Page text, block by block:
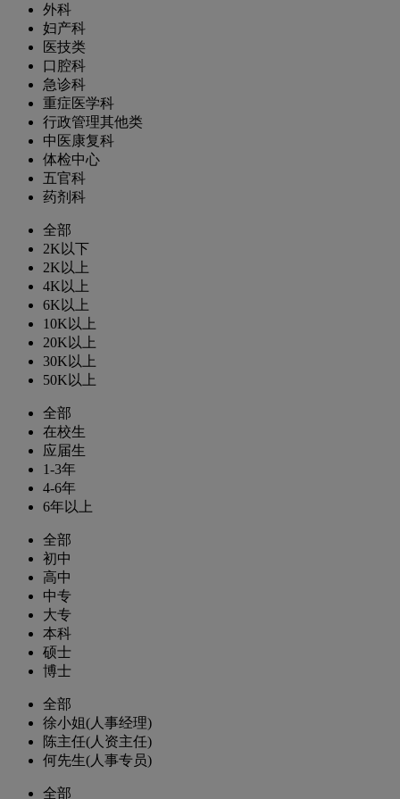
外科
妇产科
医技类
口腔科
急诊科
重症医学科
行政管理其他类
中医康复科
体检中心
五官科
药剂科
全部
2K以下
2K以上
4K以上
6K以上
10K以上
20K以上
30K以上
50K以上
全部
在校生
应届生
1-3年
4-6年
6年以上
全部
初中
高中
中专
大专
本科
硕士
博士
全部
徐小姐(人事经理)
陈主任(人资主任)
何先生(人事专员)
全部